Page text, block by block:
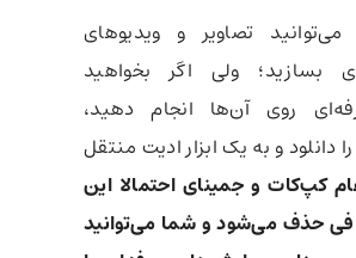
تصاویر و ویدیوهای
بسازید؛ ولی اگر بخواهید
روی آن‌ها انجام دهید،
دانلود و به یک ابزار ادیت منتقل
کپ‌کات و جمینای احتمالا این
حذف می‌شود و شما می‌توانید